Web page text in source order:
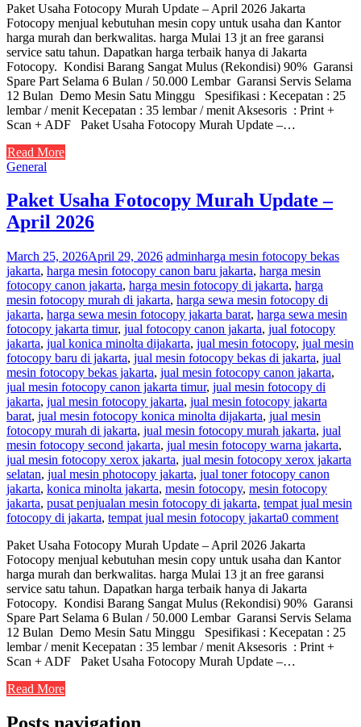
Paket Usaha Fotocopy Murah Update – April 2026 Jakarta
Fotocopy menjual kebutuhan mesin copy untuk usaha dan Kantor
harga murah dan berkwalitas. harga Mulai 13 jt an free garansi
service satu tahun. Dapatkan harga terbaik hanya di Jakarta
Fotocopy. Kondisi Barang Sangat Mulus (Rekondisi) 90% Garansi
Spare Part Selama 6 Bulan / 50.000 Lembar Garansi Servis Selama
12 Bulan Demo Mesin Satu Minggu Spesifikasi : Kecepatan : 25
lembar / menit Kecepatan : 35 lembar / menit Aksesoris : Print +
Scan + ADF Paket Usaha Fotocopy Murah Update –…
Read More
General
Paket Usaha Fotocopy Murah Update –
April 2026
March 25, 2026April 29, 2026 adminharga mesin fotocopy bekas
jakarta, harga mesin fotocopy canon baru jakarta, harga mesin
fotocopy canon jakarta, harga mesin fotocopy di jakarta, harga
mesin fotocopy murah di jakarta, harga sewa mesin fotocopy di
jakarta, harga sewa mesin fotocopy jakarta barat, harga sewa mesin
fotocopy jakarta timur, jual fotocopy canon jakarta, jual fotocopy
jakarta, jual konica minolta dijakarta, jual mesin fotocopy, jual mesin
fotocopy baru di jakarta, jual mesin fotocopy bekas di jakarta, jual
mesin fotocopy bekas jakarta, jual mesin fotocopy canon jakarta,
jual mesin fotocopy canon jakarta timur, jual mesin fotocopy di
jakarta, jual mesin fotocopy jakarta, jual mesin fotocopy jakarta
barat, jual mesin fotocopy konica minolta dijakarta, jual mesin
fotocopy murah di jakarta, jual mesin fotocopy murah jakarta, jual
mesin fotocopy second jakarta, jual mesin fotocopy warna jakarta,
jual mesin fotocopy xerox jakarta, jual mesin fotocopy xerox jakarta
selatan, jual mesin photocopy jakarta, jual toner fotocopy canon
jakarta, konica minolta jakarta, mesin fotocopy, mesin fotocopy
jakarta, pusat penjualan mesin fotocopy di jakarta, tempat jual mesin
fotocopy di jakarta, tempat jual mesin fotocopy jakarta0 comment
Paket Usaha Fotocopy Murah Update – April 2026 Jakarta
Fotocopy menjual kebutuhan mesin copy untuk usaha dan Kantor
harga murah dan berkwalitas. harga Mulai 13 jt an free garansi
service satu tahun. Dapatkan harga terbaik hanya di Jakarta
Fotocopy. Kondisi Barang Sangat Mulus (Rekondisi) 90% Garansi
Spare Part Selama 6 Bulan / 50.000 Lembar Garansi Servis Selama
12 Bulan Demo Mesin Satu Minggu Spesifikasi : Kecepatan : 25
lembar / menit Kecepatan : 35 lembar / menit Aksesoris : Print +
Scan + ADF Paket Usaha Fotocopy Murah Update –…
Read More